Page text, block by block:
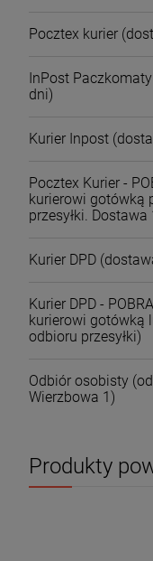
Pocztex kurier
InPost
dni)
Kurier Inpost
Pocztex Kurier -
kurierowi gotówką
przesyłki. Dostawa
Kurier DPD
Kurier DPD -
kurierowi gotówką
odbioru przesyłki)
Odbiór osobisty
Wierzbowa 1)
Produkty